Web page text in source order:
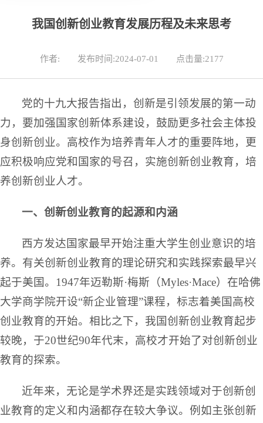
我国创新创业教育发展历程及未来思考
作者: 发布时间:2024-07-01 点击量:2177
党的十九大报告指出，创新是引领发展的第一动
力，要加强国家创新体系建设，鼓励更多社会主体投
身创新创业。高校作为培养青年人才的重要阵地，更
应积极响应党和国家的号召，实施创新创业教育，培
养创新创业人才。
一、创新创业教育的起源和内涵
西方发达国家最早开始注重大学生创业意识的培
养。有关创新创业教育的理论研究和实践探索最早兴
起于美国。1947年迈勒斯·梅斯（Myles·Mace）在哈佛
大学商学院开设“新企业管理”课程，标志着美国高校
创业教育的开始。相比之下，我国创新创业教育起步
较晚，于20世纪90年代末，高校才开始了对创新创业
教育的探索。
近年来，无论是学术界还是实践领域对于创新创
业教育的定义和内涵都存在较大争议。例如主张创新